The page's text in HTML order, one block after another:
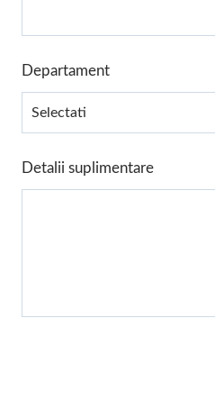
Departament
Detalii suplimentare